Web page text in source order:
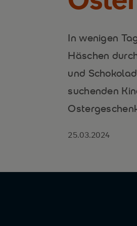
In wenigen
Häschen
und
suchenden
25.03.2024